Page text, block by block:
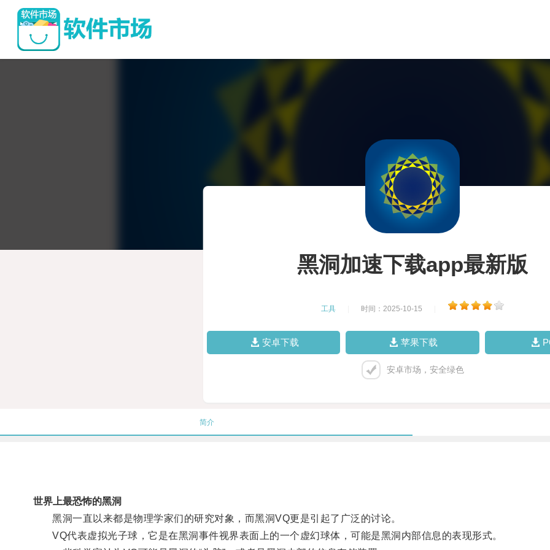
黑洞加速下载app最新版
工具 时间：2025-10-15
安卓下载 苹果下载
安卓市场，安全绿色
简介
世界上最恐怖的黑洞
黑洞一直以来都是物理学家们的研究对象，而黑洞VQ更是引起了广泛的讨论。
VQ代表虚拟光子球，它是在黑洞事件视界表面上的一个虚幻球体，可能是黑洞内部信息的表现形式。